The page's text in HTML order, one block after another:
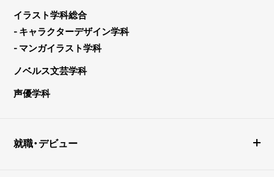
イラスト学科総合
- キャラクターデザイン学科
- マンガイラスト学科
ノベルス文芸学科
声優学科
就職・デビュー